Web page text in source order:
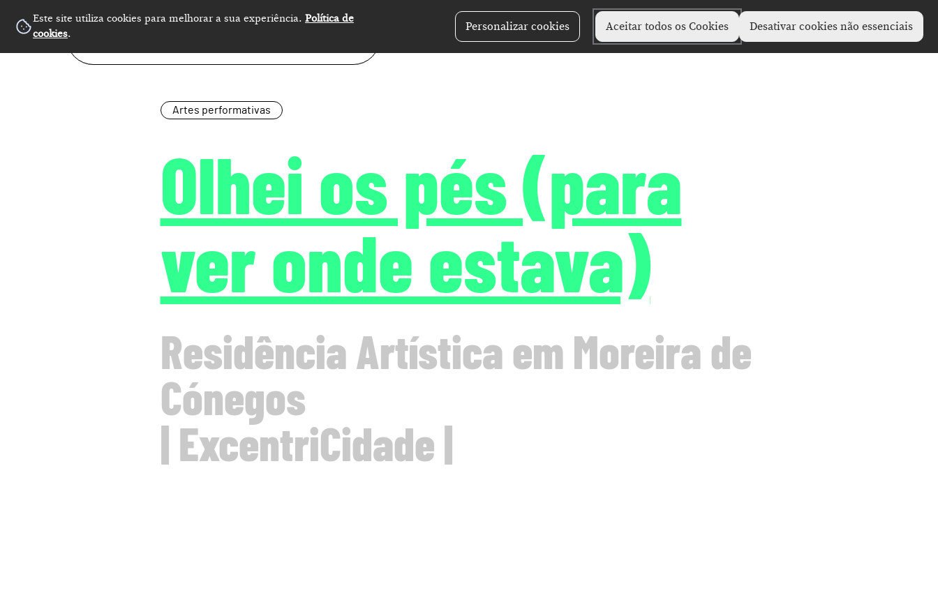
Este site utiliza cookies para melhorar a sua experiência. Política de
cookies.
Personalizar cookies Aceitar todos os Cookies Desativar cookies não essenciais
Artes performativas
Olhei os pés (para
ver onde estava)
Residência Artística em Moreira de
Cónegos
| ExcentriCidade |